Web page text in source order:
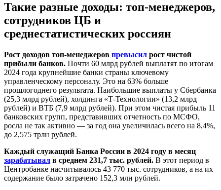
Такие разные доходы: топ-менеджеров,
сотрудников ЦБ и
среднестатистических россиян
Рост доходов топ-менеджеров превысил рост чистой
прибыли банков. Почти 60 млрд рублей выплатят по итогам
2024 года крупнейшие банки страны ключевому
управленческому персоналу. Это на 63% больше
прошлогоднего результата. Наибольшие выплаты у Сбербанка
(25,3 млрд рублей), холдинга «Т-Технологии» (13,2 млрд
рублей) и ВТБ (7,9 млрд рублей). При этом чистая прибыль 11
банковских групп, представивших отчетность по МСФО,
росла не так активно — за год она увеличилась всего на 8,4%,
до 2,575 трлн рублей.
Каждый служащий Банка России в 2024 году в месяц
зарабатывал в среднем 231,7 тыс. рублей. В этот период в
Центробанке насчитывалось 43 770 тыс. сотрудников, а на их
содержание было затрачено 152,3 млн рублей.